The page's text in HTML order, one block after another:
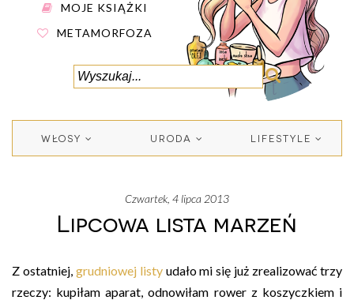
MOJE KSIĄŻKI
METAMORFOZA
WŁOSY URODA LIFESTYLE
czwartek, 4 lipca 2013
Lipcowa lista marzeń
Z ostatniej, grudniowej listyudało mi się już zrealizować trzy
rzeczy: kupiłam aparat, odnowiłam rower z koszyczkiem i